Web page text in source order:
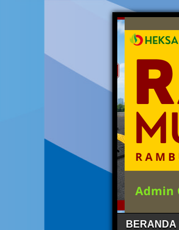
BERANDA